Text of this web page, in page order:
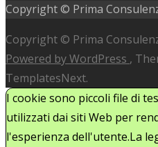
Copyright © Prima
Copyright © Prima
Powered by WordPress ,
TemplatesNext.
I cookie sono piccoli file di
utilizzati dai siti Web per
l'esperienza dell'utente.La